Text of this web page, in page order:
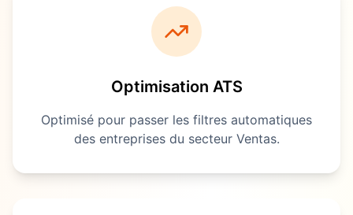
Optimisation ATS
Optimisé pour passer les filtres automatiques
des entreprises du secteur Ventas.